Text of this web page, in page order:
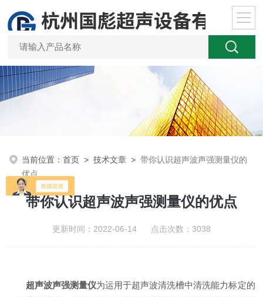
当前位置：首页 >技术文章 >带你认识超声波声强测量仪的
优点
带你认识超声波声强测量仪的优点
更新时间：2022-06-14 点击次数：3038
超声波声强测量仪为运用于超声波清洗槽中清洗能力标定的